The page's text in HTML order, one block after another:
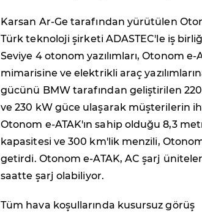
Karsan Ar-Ge tarafından yürütülen
Türk teknoloji şirketi ADASTEC'le iş
Seviye 4 otonom yazılımları, Otonom
mimarisine ve elektrikli araç
gücünü BMW tarafından geliştirilen
ve 230 kW güce ulaşarak müşterilerin
Otonom e-ATAK'ın sahip olduğu 8,3
kapasitesi ve 300 km'lik menzili,
getirdi. Otonom e-ATAK, AC şarj
saatte şarj olabiliyor.
Tüm hava koşullarında kusursuz görüş